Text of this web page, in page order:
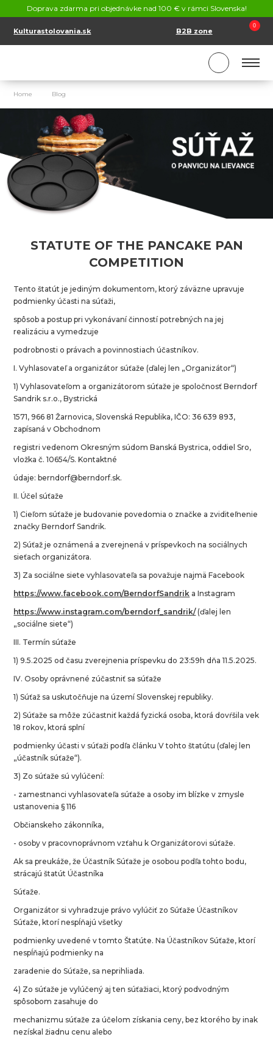
Doprava zdarma pri objednávke nad 100 € v rámci Slovenska!
Kulturastolovania.sk B2B zone
0
SK
Home Blog
STATUTE OF THE PANCAKE PAN
COMPETITION
Tento štatút je jediným dokumentom, ktorý záväzne upravuje
podmienky účasti na súťaži,
spôsob a postup pri vykonávaní činností potrebných na jej
realizáciu a vymedzuje
podrobnosti o právach a povinnostiach účastníkov.
I. Vyhlasovateľ a organizátor súťaže (ďalej len „Organizátor“)
1) Vyhlasovateľom a organizátorom súťaže je spoločnosť Berndorf
Sandrik s.r.o., Bystrická
1571, 966 81 Žarnovica, Slovenská Republika, IČO: 36 639 893,
zapísaná v Obchodnom
registri vedenom Okresným súdom Banská Bystrica, oddiel Sro,
vložka č. 10654/S. Kontaktné
údaje: berndorf@berndorf.sk.
II. Účel súťaže
1) Cieľom súťaže je budovanie povedomia o značke a zviditeľnenie
značky Berndorf Sandrik.
2) Súťaž je oznámená a zverejnená v príspevkoch na sociálnych
sieťach organizátora.
3) Za sociálne siete vyhlasovateľa sa považuje najmä Facebook
https://www.facebook.com/BerndorfSandrik a Instagram
https://www.instagram.com/berndorf_sandrik/(ďalej len
„sociálne siete“)
III. Termín súťaže
1) 9.5.2025 od času zverejnenia príspevku do 23:59h dňa 11.5.2025.
IV. Osoby oprávnené zúčastniť sa súťaže
1) Súťaž sa uskutočňuje na území Slovenskej republiky.
2) Súťaže sa môže zúčastniť každá fyzická osoba, ktorá dovŕšila vek
18 rokov, ktorá splní
podmienky účasti v súťaži podľa článku V tohto štatútu (ďalej len
„účastník súťaže“).
3) Zo súťaže sú vylúčení:
- zamestnanci vyhlasovateľa súťaže a osoby im blízke v zmysle
ustanovenia § 116
Občianskeho zákonníka,
- osoby v pracovnoprávnom vzťahu k Organizátorovi súťaže.
Ak sa preukáže, že Účastník Súťaže je osobou podľa tohto bodu,
strácajú štatút Účastníka
Súťaže.
Organizátor si vyhradzuje právo vylúčiť zo Súťaže Účastníkov
Súťaže, ktorí nespĺňajú všetky
podmienky uvedené v tomto Štatúte. Na Účastníkov Súťaže, ktorí
nespĺňajú podmienky na
zaradenie do Súťaže, sa neprihliada.
4) Zo súťaže je vylúčený aj ten súťažiaci, ktorý podvodným
spôsobom zasahuje do
mechanizmu súťaže za účelom získania ceny, bez ktorého by inak
nezískal žiadnu cenu alebo